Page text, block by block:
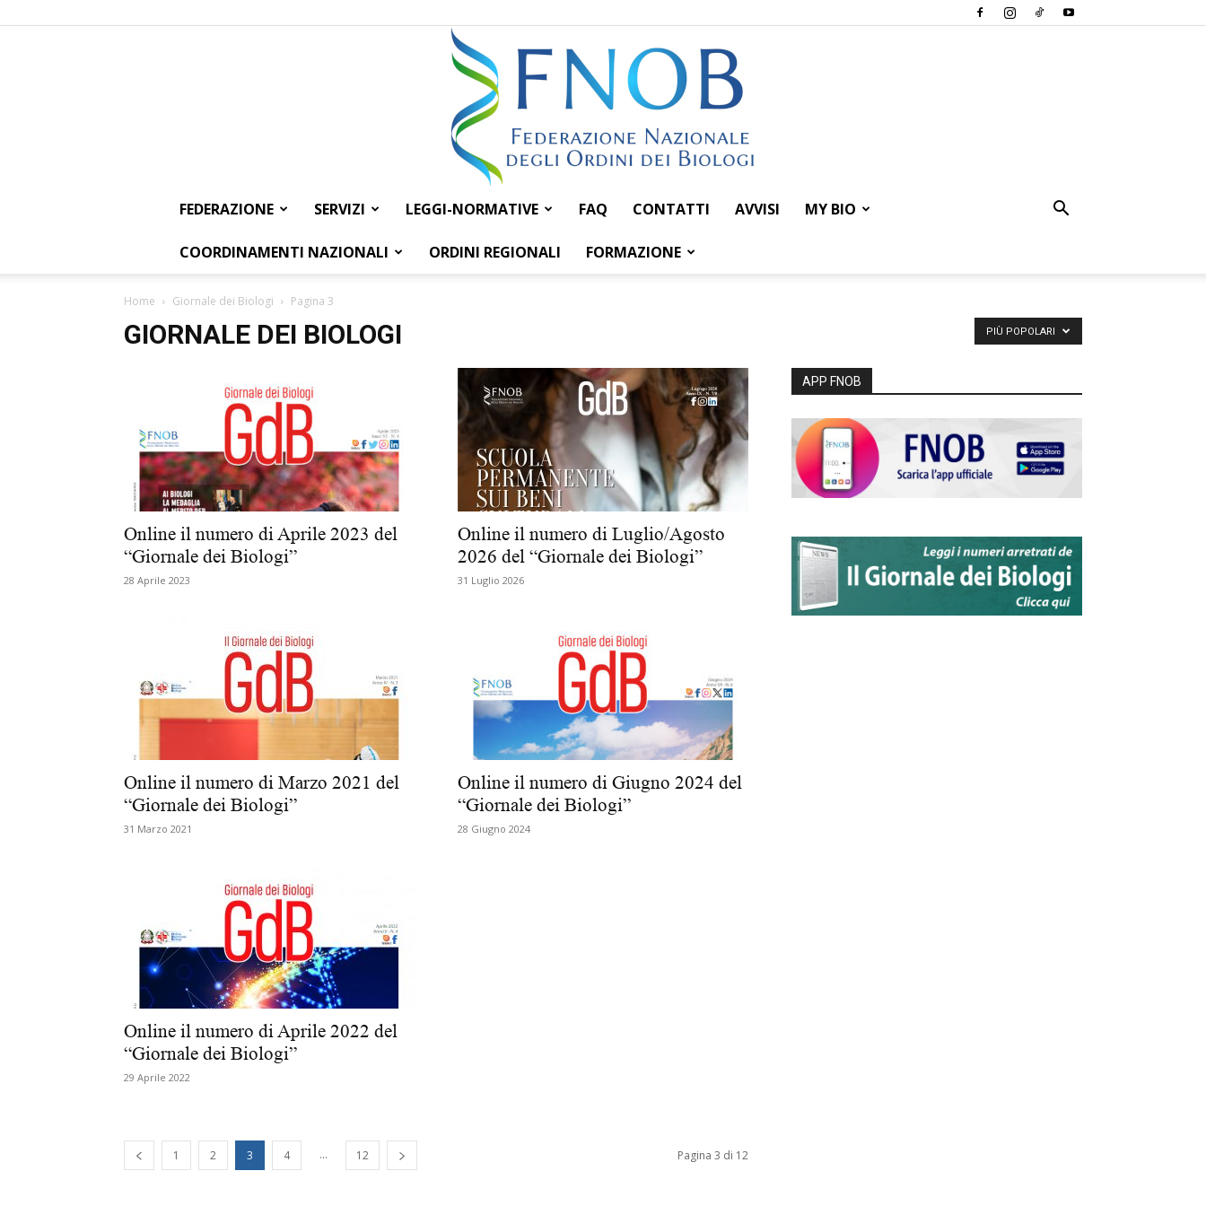
Federazione
degli
dei
FEDERAZIONE SERVIZI LEGGI-NORMATIVE FAQ CONTATTI AVVISI MY BIO
COORDINAMENTI NAZIONALI ORDINI REGIONALI FORMAZIONE
Home Giornale dei Biologi Pagina 3
GIORNALE DEI BIOLOGI PIÙ POPOLARI
Online il numero di Aprile 2023 del
“Giornale dei Biologi”
28 Aprile 2023
Online il numero di Luglio/Agosto
2026 del “Giornale dei Biologi”
31 Luglio 2026
Online il numero di Marzo 2021 del
“Giornale dei Biologi”
31 Marzo 2021
Online il numero di Giugno 2024 del
“Giornale dei Biologi”
28 Giugno 2024
Online il numero di Aprile 2022 del
“Giornale dei Biologi”
29 Aprile 2022
1 2 3 4 ... 12 Pagina 3 di 12
APP FNOB